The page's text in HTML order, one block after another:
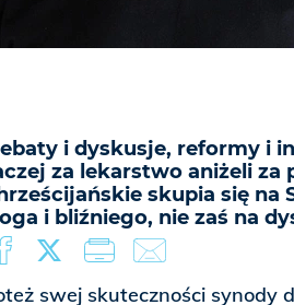
i dyskusje, reformy i
za lekarstwo aniżeli za
skupia się na
i bliźniego, nie zaś na
swej skuteczności synody